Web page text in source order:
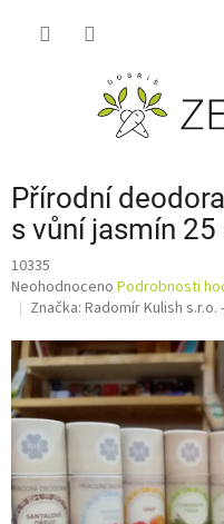
Přírodní
s vůní jasmín 25
10335
Průměrné
hodnocení
je
0,0
z
5
hvězdiček.
Neohodnoceno Podrobnosti
Značka: Radomír Kulish s.r.o.